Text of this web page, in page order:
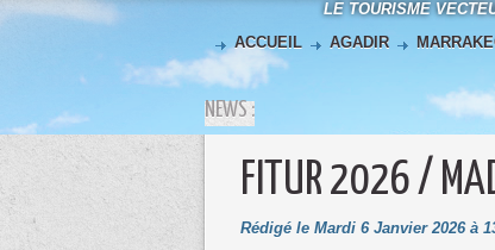
LE TOURISME
ACCUEIL
AGADIR
NEWS :
FITUR 2026 /
Rédigé le Mardi 6 Janvier 2026 à